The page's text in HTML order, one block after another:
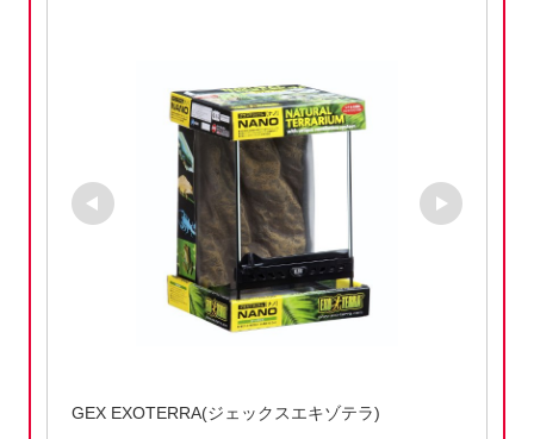
GEX EXOTERRA(ジェックスエキゾテラ)